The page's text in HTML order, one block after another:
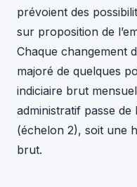
prévoient des
sur proposition de
Chaque changement
majoré de quelques
indiciaire brut
administratif passe de
(échelon 2), soit une
brut.